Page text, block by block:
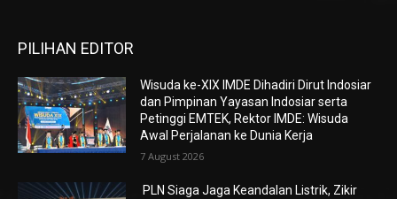
PILIHAN EDITOR
Wisuda ke-XIX IMDE Dihadiri Dirut Indosiar
dan Pimpinan Yayasan Indosiar serta
Petinggi EMTEK, Rektor IMDE: Wisuda
Awal Perjalanan ke Dunia Kerja
7 August 2026
PLN Siaga Jaga Keandalan Listrik, Zikir